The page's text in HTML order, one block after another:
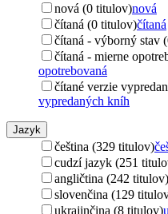
nová (0 titulov)nová
čítaná (0 titulov)čítaná
čítaná - výborný stav
čítaná - mierne
opotrebovaná
čítané verzie
vypredaných kníh
Jazyk
čeština (329 titulov)
cudzí jazyk (251
angličtina (242 titulov)
slovenčina (129
ukrajinčina (8 titulov)